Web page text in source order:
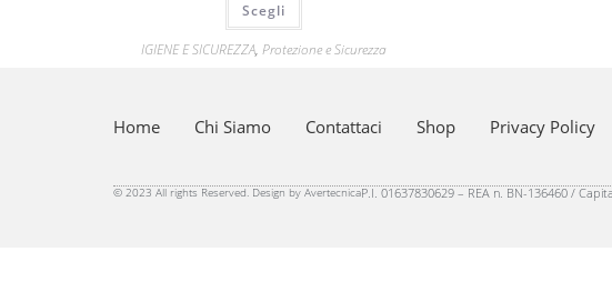
Scegli
IGIENE E SICUREZZA, Protezione e Sicurezza
Home Chi Siamo Contattaci Shop Privacy Policy
© 2023 All rights Reserved. Design by AvertecnicaP.I. 01637830629 – REA n. BN-136460 /